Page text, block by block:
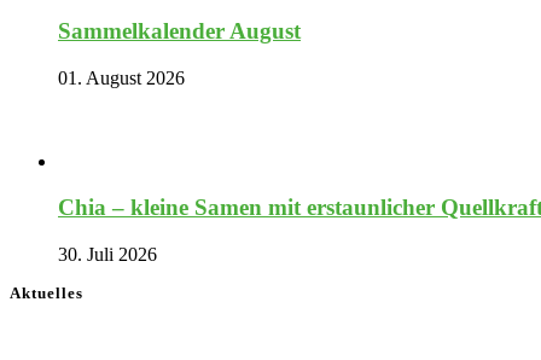
Sammelkalender August
01. August 2026
Chia – kleine Samen mit erstaunlicher
30. Juli 2026
Aktuelles